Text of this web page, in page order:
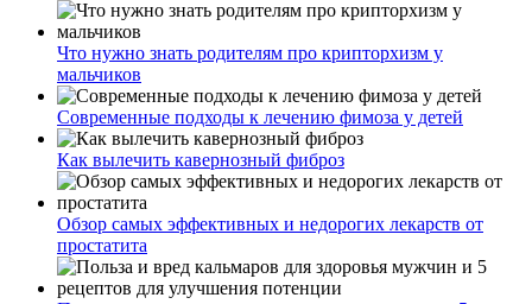
Что нужно знать родителям про крипторхизм у
мальчиков
Современные подходы к лечению фимоза у детей
Как вылечить кавернозный фиброз
Обзор самых эффективных и недорогих лекарств от
простатита